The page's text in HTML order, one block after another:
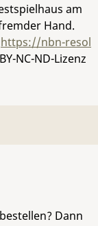
am
Hand.
https://nbn-resol
NC-ND-Lizenz
Dann